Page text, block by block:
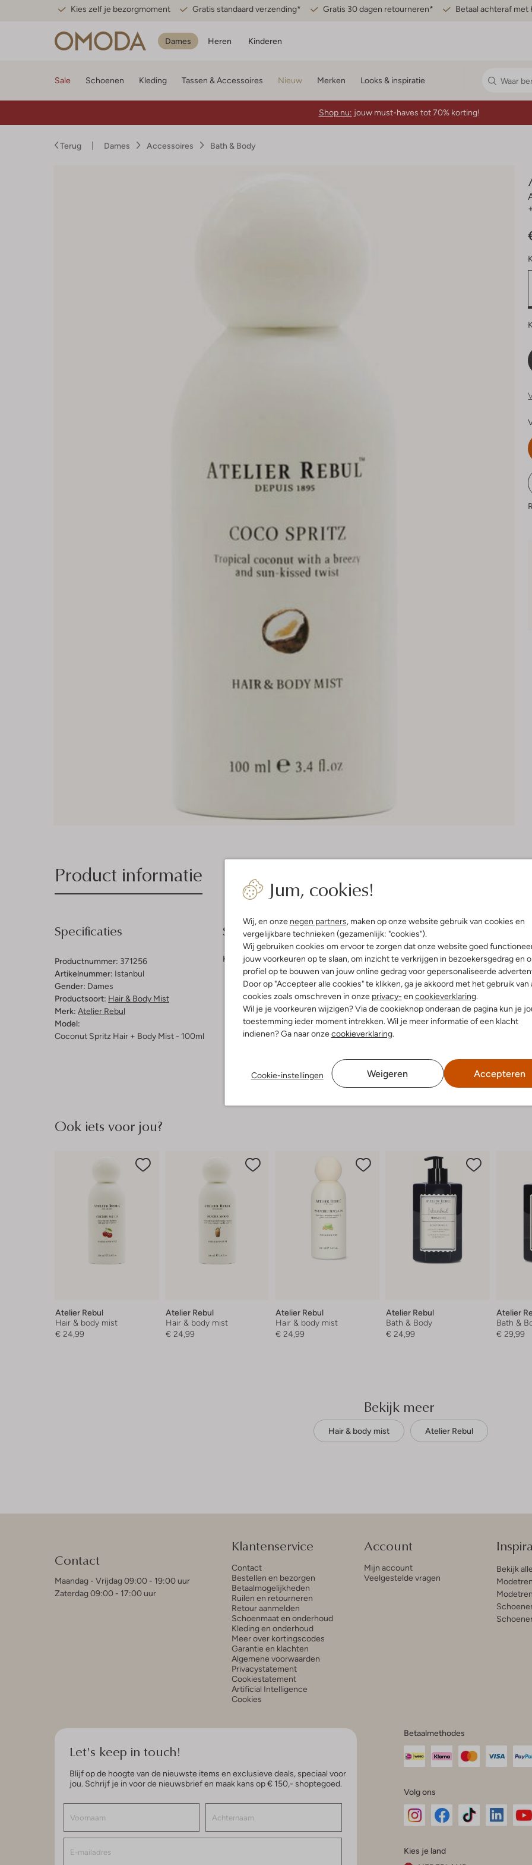
Kies zelf je bezorgmoment Gratis standaard verzending* Gratis 30 dagen retourneren* Betaal achteraf met
Dames Heren Kinderen
Jum, cookies!
Wij, en onze negen partners, maken op onze website gebruik van cookies en
vergelijkbare technieken (gezamenlijk: "cookies").
Wij gebruiken cookies om ervoor te zorgen dat onze website goed
jouw voorkeuren op te slaan, om inzicht te verkrijgen in bezoekersgedrag en
profiel op te bouwen van jouw online gedrag voor gepersonaliseerde
Door op "Accepteer alle cookies" te klikken, ga je akkoord met het gebruik van
cookies zoals omschreven in onze privacy- en cookieverklaring.
Wil je je voorkeuren wijzigen? Via de cookieknop onderaan de pagina kun je
toestemming ieder moment intrekken. Wil je meer informatie of een klacht
indienen? Ga naar onzecookieverklaring.
Cookie-instellingen Weigeren Accepteren
Sale Schoenen Kleding Tassen & Accessoires Nieuw Merken Looks & inspiratie
Shop nu: jouw must-haves tot 70% korting!
Terug Dames Accessoires Bath & Body
Product informatie
Specificaties
Productnummer: 371256
Artikelnummer: Istanbul
Gender: Dames
Productsoort: Hair & Body Mist
Merk: Atelier Rebul
Model:
Coconut Spritz Hair + Body Mist - 100ml
Samenstelling & Pasvorm
Kleur:Kleur N.v.t.
Ook iets voor jou?
Atelier Rebul
Hair & body mist
€ 24,99
Atelier Rebul
Hair & body mist
€ 24,99
Atelier Rebul
Hair & body mist
€ 24,99
Atelier Rebul
Bath & Body
€ 24,99
Atelier
Bath &
€ 29,99
Bekijk meer
Hair & body mist Atelier Rebul
Contact
Maandag - Vrijdag 09:00 - 19:00 uur
Zaterdag 09:00 - 17:00 uur
Klantenservice
Contact
Bestellen en bezorgen
Betaalmogelijkheden
Ruilen en retourneren
Retour aanmelden
Schoenmaat en onderhoud
Kleding en onderhoud
Meer over kortingscodes
Garantie en klachten
Algemene voorwaarden
Privacystatement
Cookiestatement
Artificial Intelligence
Cookies
Account
Mijn account
Veelgestelde vragen
Bekijk
Let's keep in touch!
Blijf op de hoogte van de nieuwste items en exclusieve deals, speciaal voor
jou. Schrijf je in voor de nieuwsbrief en maak kans op € 150,- shoptegoed.
Betaalmethodes
Volg ons
InstagramFacebook
Kies je land